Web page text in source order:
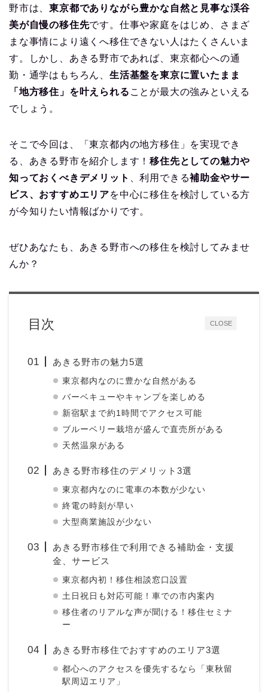
野市は、東京都でありながら豊かな自然と見事な渓谷
美が自慢の移住先です。仕事や家庭をはじめ、さまざ
まな事情により遠くへ移住できない人はたくさんいま
す。しかし、あきる野市であれば、東京都心への通
勤・通学はもちろん、 生活基盤を東京に置いたまま
「地方移住」を叶えられる ことが最大の強みといえる
でしょう。
そこで今回は、「東京都内の地方移住」を実現でき
る、あきる野市を紹介します！移住先としての魅力や
知っておくべきデメリット
、利用できる補助金やサー
ビス、おすすめエリアを中心に移住を検討している方
が今知りたい情報ばかりです。
ぜひあなたも、あきる野市への移住を検討してみませ
んか？
CLOSE
目次
あきる野市の魅力5選
東京都内なのに豊かな自然がある
バーベキューやキャンプを楽しめる
新宿駅まで約1時間でアクセス可能
ブルーベリー栽培が盛んで直売所がある
天然温泉がある
あきる野市移住のデメリット3選
東京都内なのに電車の本数が少ない
終電の時刻が早い
大型商業施設が少ない
あきる野市移住で利用できる補助金・支援
金、サービス
東京都内初！移住相談窓口設置
土日祝日も対応可能！車での市内案内
移住者のリアルな声が聞ける！移住セミナ
ー
あきる野市移住でおすすめのエリア3選
都心へのアクセスを優先するなら「東秋留
駅周辺エリア」